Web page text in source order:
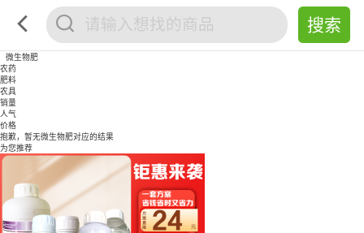
微生物肥
农药
肥料
农具
销量
人气
价格
抱歉，暂无微生物肥对应的结果
为您推荐